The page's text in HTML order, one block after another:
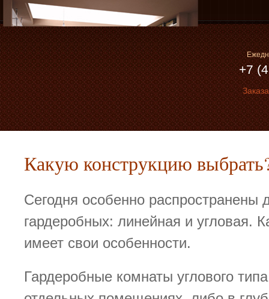
+7
Какую конструкцию
Сегодня особенно распространены
гардеробных: линейная и угловая.
имеет свои особенности.
Гардеробные комнаты углового